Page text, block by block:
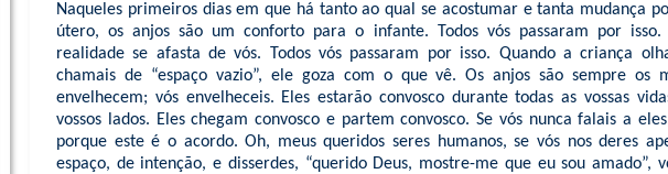
Naqueles primeiros dias em que há tanto ao qual se acostumar e tanta mudança
útero, os anjos são um conforto para o infante. Todos vós passaram por isso.
realidade se afasta de vós. Todos vós passaram por isso. Quando a criança
chamais de “espaço vazio”, ele goza com o que vê. Os anjos são sempre os
envelhecem; vós envelheceis. Eles estarão convosco durante todas as vossas
vossos lados. Eles chegam convosco e partem convosco. Se vós nunca falais a
porque este é o acordo. Oh, meus queridos seres humanos, se vós nos deres
espaço, de intenção, e disserdes, “querido Deus, mostre-me que eu sou amado”,